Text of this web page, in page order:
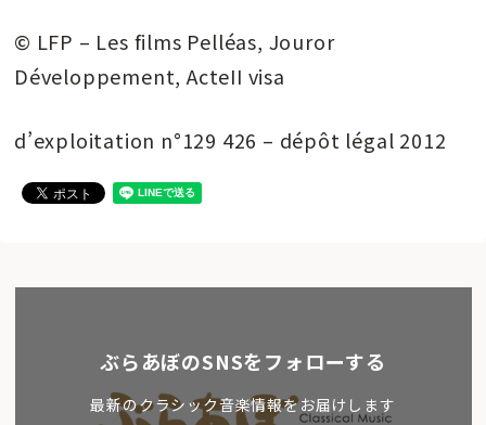
© LFP – Les films Pelléas, Jouror
Développement, ActeII visa
d’exploitation n°129 426 – dépôt légal 2012
ぶらあぼのSNSをフォローする
最新のクラシック音楽情報をお届けします